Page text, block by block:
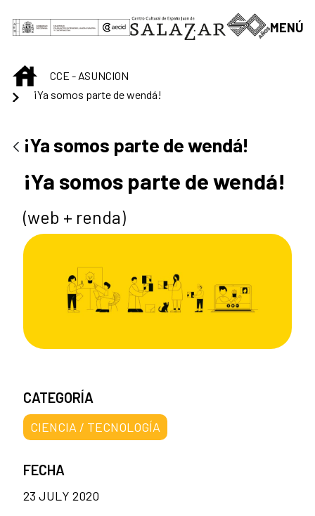
Saltar al contenido principal
MENÚ
INICIOCCE - ASUNCION
¡Ya somos parte de wendá!
¡Ya somos parte de wendá!
¡Ya somos parte de wendá!
(web + renda)
CATEGORÍA
CIENCIA / TECNOLOGÍA
FECHA
23 JULY 2020